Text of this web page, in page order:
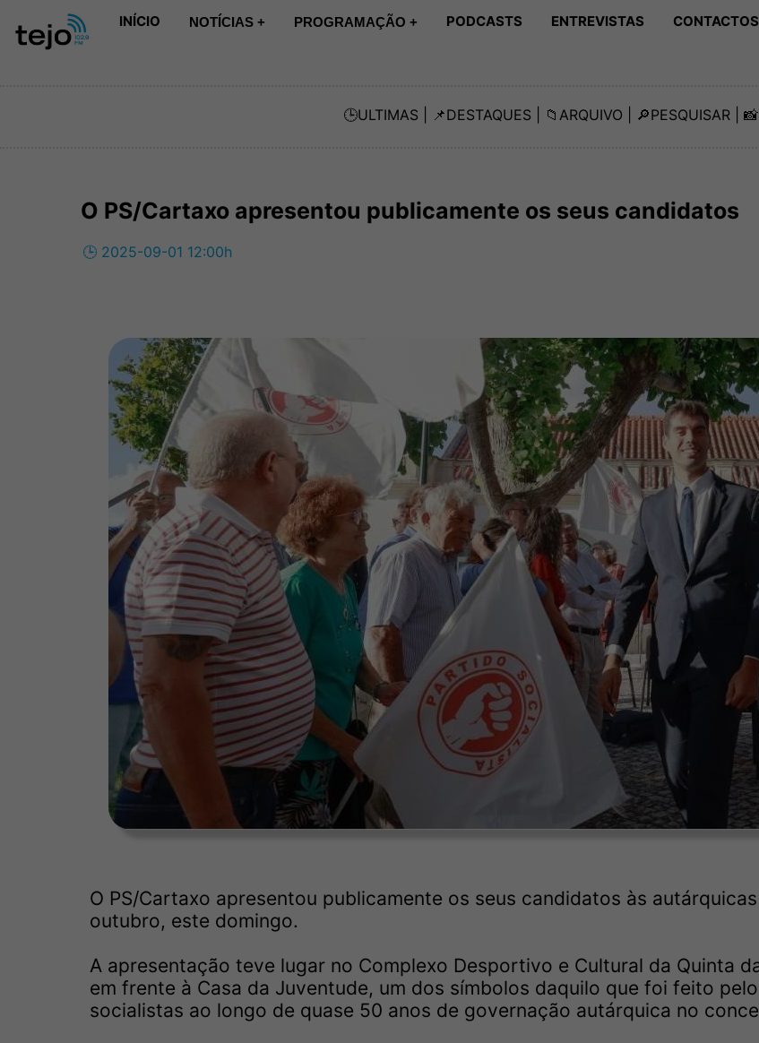
INÍCIO NOTÍCIAS + PROGRAMAÇÃO + PODCASTS ENTREVISTAS CONTACTOS
🕒ULTIMAS | 📌DESTAQUES | 📁 ARQUIVO | 🔎PESQUISAR | 📸
O PS/Cartaxo apresentou publicamente os seus candidatos
🕒 2025-09-01 12:00h
O PS/Cartaxo apresentou publicamente os seus candidatos às
outubro, este domingo.
A apresentação teve lugar no Complexo Desportivo e Cultural da Quinta
em frente à Casa da Juventude, um dos símbolos daquilo que foi feito
socialistas ao longo de quase 50 anos de governação autárquica no